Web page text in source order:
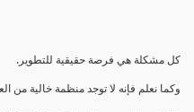
كل مشكلة هي فرصة حقيقية للتطوير.
وكما نعلم فإنه لا توجد منظمة خالية من